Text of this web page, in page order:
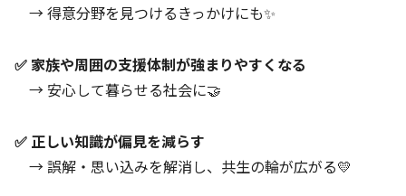
→ 得意分野を見つけるきっかけにも✨
✅ 家族や周囲の支援体制が強まりやすくなる
→ 安心して暮らせる社会に🤝
✅ 正しい知識が偏見を減らす
→ 誤解・思い込みを解消し、共生の輪が広がる💛